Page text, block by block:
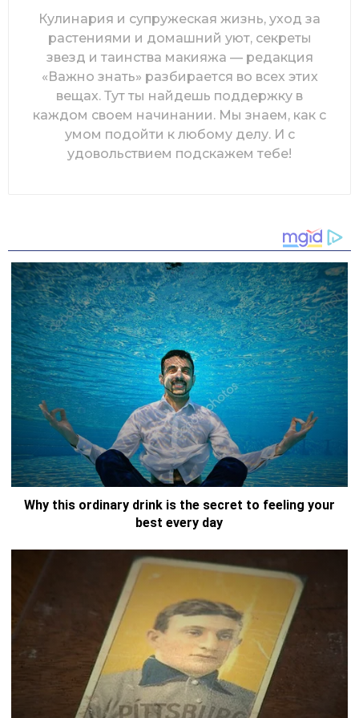
Кулинария и супружеская жизнь, уход за
растениями и домашний уют, секреты
звезд и таинства макияжа — редакция
«Важно знать» разбирается во всех этих
вещах. Тут ты найдешь поддержку в
каждом своем начинании. Мы знаем, как с
умом подойти к любому делу. И с
удовольствием подскажем тебе!